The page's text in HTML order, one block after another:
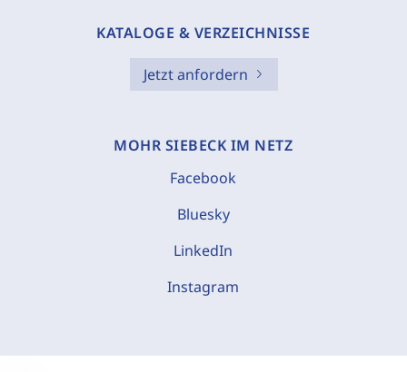
KATALOGE & VERZEICHNISSE
Jetzt anfordern
MOHR SIEBECK IM NETZ
Facebook
Bluesky
LinkedIn
Instagram